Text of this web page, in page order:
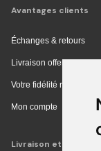
Avantages clients
Échanges & retours
Livraison offerte en
Votre fidélité
Mon compte
Livraison et achat